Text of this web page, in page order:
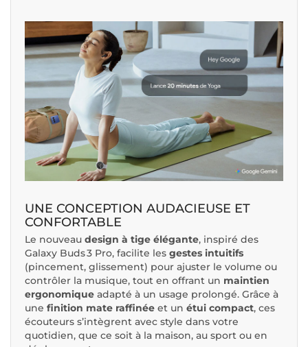
UNE CONCEPTION AUDACIEUSE ET
CONFORTABLE
Le nouveau design à tige élégante, inspiré des
Galaxy Buds 3 Pro, facilite les gestes intuitifs
(pincement, glissement) pour ajuster le volume ou
contrôler la musique, tout en offrant un maintien
ergonomique adapté à un usage prolongé. Grâce à
une finition mate raffinée et un étui compact, ces
écouteurs s’intègrent avec style dans votre
quotidien, que ce soit à la maison, au sport ou en